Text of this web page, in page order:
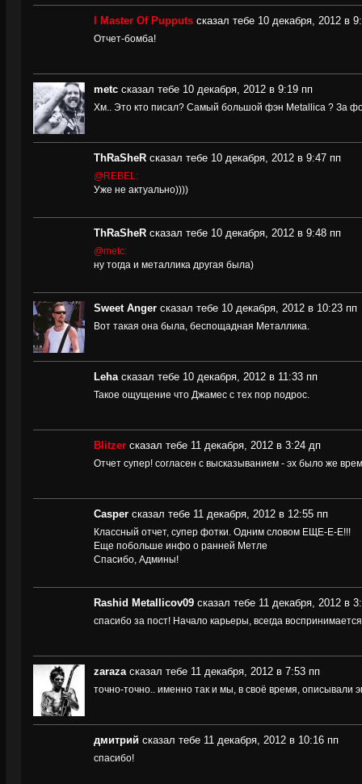
I Master Of Pupputs сказал тебе 10 декабря, 2012 в
Отчет-бомба!
metc сказал тебе 10 декабря, 2012 в 9:19 пп
Хм.. Это кто писал? Самый большой фэн Metallica ? За
ThRaSheR сказал тебе 10 декабря, 2012 в 9:47 пп
@REBEL:
Уже не актуально))))
ThRaSheR сказал тебе 10 декабря, 2012 в 9:48 пп
@metc:
ну тогда и металлика другая была)
Sweet Anger сказал тебе 10 декабря, 2012 в 10:23 пп
Вот такая она была, беспощадная Металлика.
Leha сказал тебе 10 декабря, 2012 в 11:33 пп
Такое ощущение что Джамес с тех пор подрос.
Blitzer сказал тебе 11 декабря, 2012 в 3:24 дп
Отчет супер! согласен с высказыванием - эх было же
Casper сказал тебе 11 декабря, 2012 в 12:55 пп
Классный отчет, супер фотки. Одним словом ЕЩЕ-Е-Е!!!
Еще побольше инфо о ранней Метле
Спасибо, Админы!
Rashid Metallicov09 сказал тебе 11 декабря, 2012 в
спасибо за пост! Начало карьеры, всегда
zaraza сказал тебе 11 декабря, 2012 в 7:53 пп
точно-точно.. именно так и мы, в своё время, описывали
дмитрий сказал тебе 11 декабря, 2012 в 10:16 пп
спасибо!